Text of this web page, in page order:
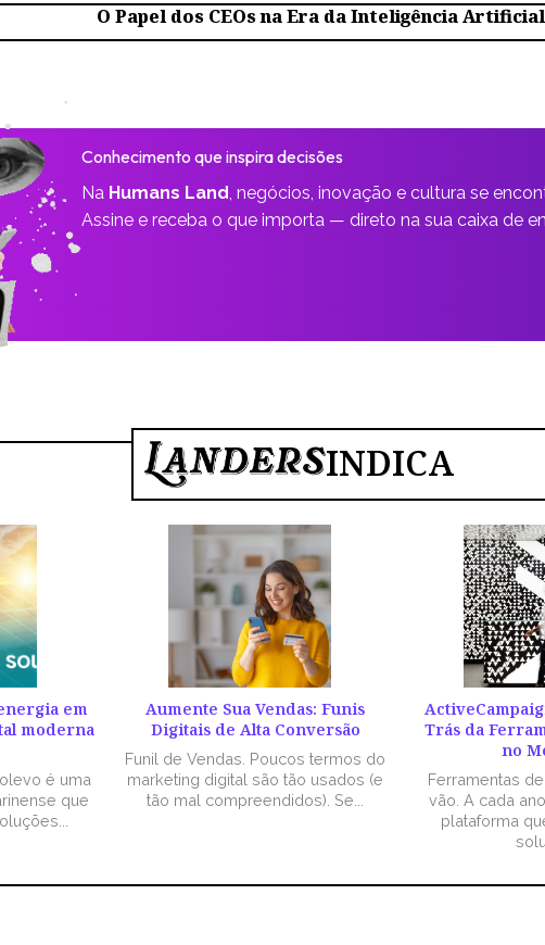
O Papel dos CEOs na Era da Inteligência Artificial
Conhecimento que inspira decisões
Na Humans Land, negócios, inovação e cultura se
Assine e receba o que importa — direto na sua caixa de
INDICA
em
moderna
é uma
que
Aumente Sua Vendas: Funis
Digitais de Alta Conversão
Funil de Vendas. Poucos termos do
marketing digital são tão usados (e
tão mal compreendidos). Se...
Trás da
no
Ferramentas
vão. A cada
plataforma